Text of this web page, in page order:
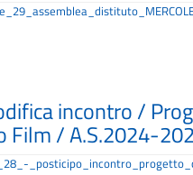
incontro /
Film / A.S.2024-